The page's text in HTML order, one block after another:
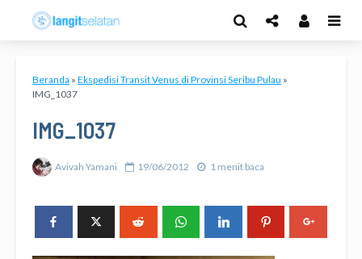
Beranda » Ekspedisi Transit Venus di Provinsi Seribu Pulau »
IMG_1037
IMG_1037
Avivah Yamani 19/06/2012 1 menit baca